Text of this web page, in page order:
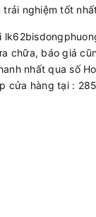
trải nghiệm tốt
chữa, báo giá
nhất qua số
cửa hàng tại :